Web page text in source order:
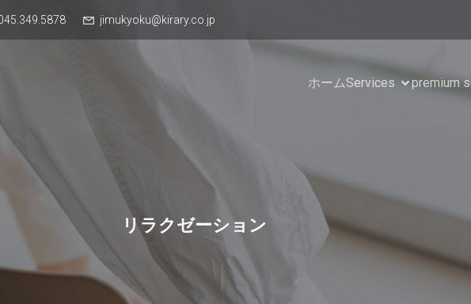
jimukyoku@kirary.co.jp
ホームServices premium
リラクゼーション